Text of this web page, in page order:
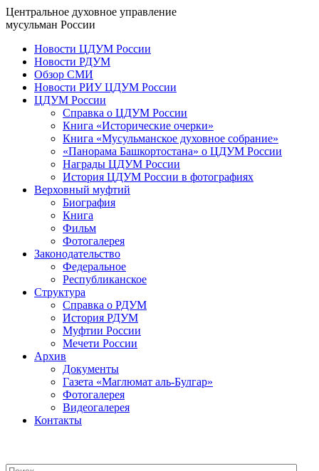
Центральное духовное управление
мусульман России
Новости ЦДУМ России
Новости РДУМ
Обзор СМИ
Новости РИУ ЦДУМ России
ЦДУМ России
Справка о ЦДУМ России
Книга «Исторические очерки»
Книга «Мусульманское духовное собрание»
«Панорама Башкортостана» о ЦДУМ России
Награды ЦДУМ России
История ЦДУМ России в фотографиях
Верховный муфтий
Биография
Книга
Фильм
Фотогалерея
Законодательство
Федеральное
Республиканское
Структура
Справка о РДУМ
История РДУМ
Муфтии России
Мечети России
Архив
Документы
Газета «Маглюмат аль-Булгар»
Фотогалерея
Видеогалерея
Контакты